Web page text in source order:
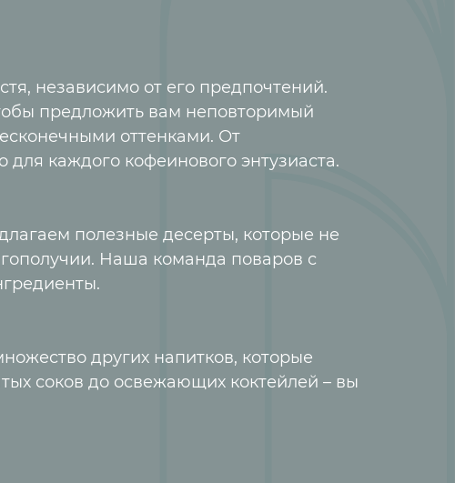
независимо от его предпочтений.
предложить вам неповторимый
оттенками. От
для каждого кофеинового энтузиаста.
полезные десерты, которые не
Наша команда поваров с
других напитков, которые
соков до освежающих коктейлей – вы